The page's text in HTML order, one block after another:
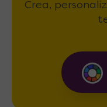
Crea,